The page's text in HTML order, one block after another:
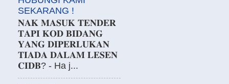
SEKARANG !
𝐍𝐀𝐊 𝐌𝐀𝐒𝐔𝐊 𝐓𝐄𝐍𝐃𝐄𝐑
𝐓𝐀𝐏𝐈 𝐊𝐎𝐃 𝐁𝐈𝐃𝐀𝐍𝐆
𝐘𝐀𝐍𝐆 𝐃𝐈𝐏𝐄𝐑𝐋𝐔𝐊𝐀𝐍
𝐓𝐈𝐀𝐃𝐀 𝐃𝐀𝐋𝐀𝐌 𝐋𝐄𝐒𝐄𝐍
𝐂𝐈𝐃𝐁? - Ha j...